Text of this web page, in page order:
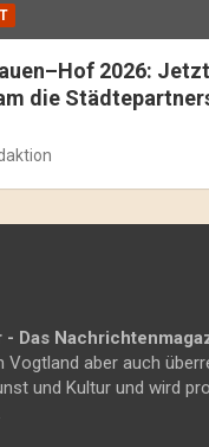
2026:
die
- Das
Vogtland aber auch
und Kultur und wird